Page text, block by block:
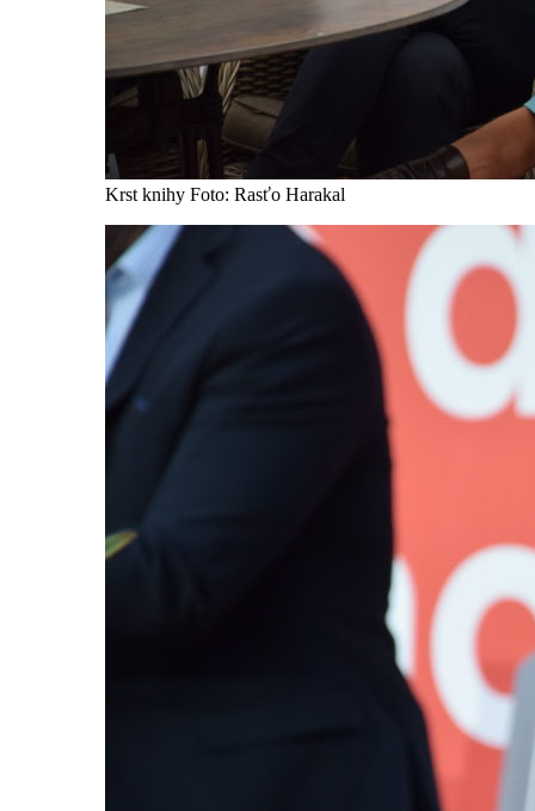
Krst knihy Foto: Rasťo Harakal